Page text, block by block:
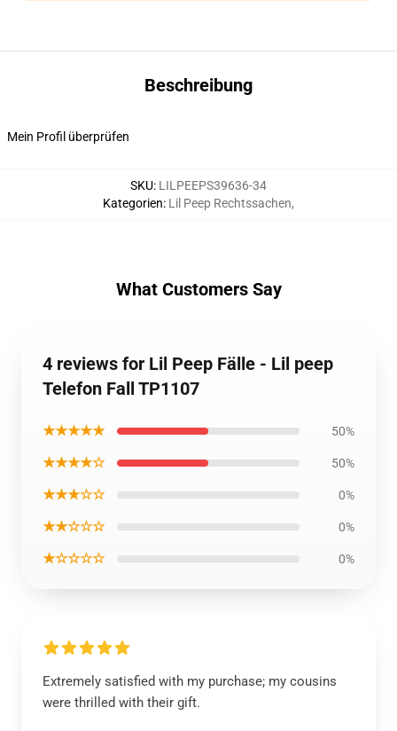
Beschreibung
Mein Profil überprüfen
SKU: LILPEEPS39636-34
Kategorien: Lil Peep Rechtssachen,
What Customers Say
4 reviews for Lil Peep Fälle - Lil peep
Telefon Fall TP1107
★★★★★ 50%
★★★★☆ 50%
★★★☆☆ 0%
★★☆☆☆ 0%
★☆☆☆☆ 0%
Extremely satisfied with my purchase; my cousins
were thrilled with their gift.